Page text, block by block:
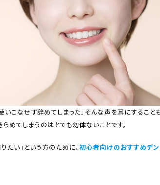
いこなせず辞めてしまった」そんな声を耳にすること
めてしまうのはとても勿体ないことです。
たい」という方のために、 初心者向けのおすすめデン